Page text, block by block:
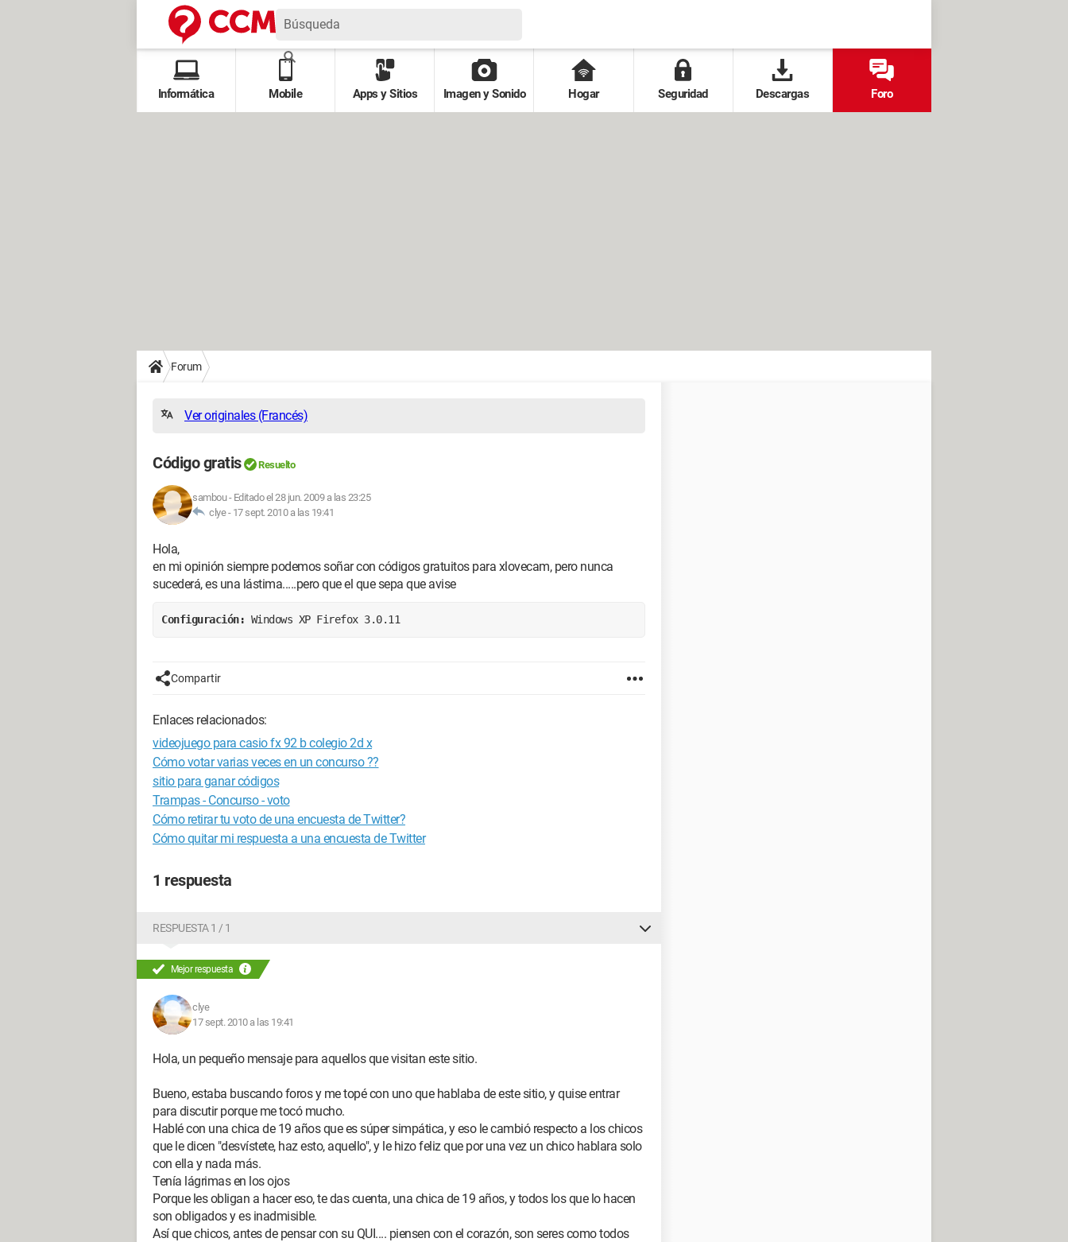
Informática Mobile Apps y Sitios Imagen y Sonido Hogar Seguridad Descargas Foro
Forum
Ver originales (Francés)
Código gratis Resuelto
sambou- Editado el 28 jun. 2009 a las 23:25
clye - 17 sept. 2010 a las 19:41
Hola,
en mi opinión siempre podemos soñar con códigos gratuitos para xlovecam, pero nunca
sucederá, es una lástima.....pero que el que sepa que avise
Configuración: Windows XP Firefox 3.0.11
Compartir
Enlaces relacionados:
videojuego para casio fx 92 b colegio 2d x
Cómo votar varias veces en un concurso ??
sitio para ganar códigos
Trampas - Concurso - voto
Cómo retirar tu voto de una encuesta de Twitter?
Cómo quitar mi respuesta a una encuesta de Twitter
1 respuesta
RESPUESTA 1 / 1
Mejor respuesta
clye
17 sept. 2010 a las 19:41
Hola, un pequeño mensaje para aquellos que visitan este sitio.
Bueno, estaba buscando foros y me topé con uno que hablaba de este sitio, y quise entrar
para discutir porque me tocó mucho.
Hablé con una chica de 19 años que es súper simpática, y eso le cambió respecto a los chicos
que le dicen "desvístete, haz esto, aquello", y le hizo feliz que por una vez un chico hablara solo
con ella y nada más.
Tenía lágrimas en los ojos
Porque les obligan a hacer eso, te das cuenta, una chica de 19 años, y todos los que lo hacen
son obligados y es inadmisible.
Así que chicos, antes de pensar con su QUI.... piensen con el corazón, son seres como todos